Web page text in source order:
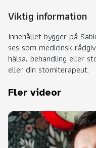
Viktig information
Innehållet bygger på
ses som medicinsk
hälsa, behandling eller
eller din stomiterapeut.
Fler videor